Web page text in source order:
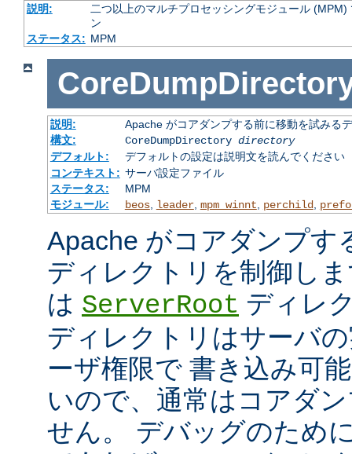
説明:
二つ以上のマルチプロセッシングモジュール
ン
ステータス: MPM
説明:
Apache がコアダンプする前に移動を試みる
構文:
CoreDumpDirectory directory
デフォルト:
デフォルトの設定は説明文を読んでください
コンテキスト: サーバ設定ファイル
ステータス:
MPM
モジュール:
beos, leader, mpm_winnt perchild,
Apache がコアダンプす
ディレクトリを制御し
は ServerRoot ディレ
ディレクトリはサーバ
ーザ権限で 書き込み可
いので、通常はコアダ
せん。 デバッグのため